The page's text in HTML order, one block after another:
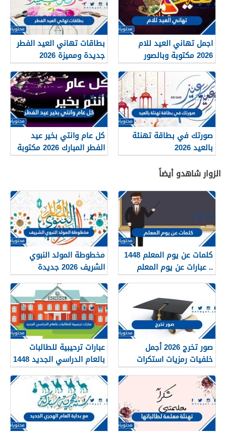
اجمل تهاني العيد للام
2026 مكتوبة وبالصور
بطاقات تهاني العيد الفطر
جديدة ومميزة 2026
صورتك في بطاقة تهنئة
بالعيد 2026
كل عام وانتي بخير عيد
الفطر المبارك 2026 مكتوبة
وبالصور
الزوار شاهدو أيضاً
كلمات عن يوم المعلم 1448
.. عبارات عن يوم المعلم
مكتوبة 1448
مخطوطة المولد النبوي
الشريف 2026 جديدة
صور تخرج 2026 أجمل
خلفيات رمزيات استكرات
مبروك التخرج 1448
عبارات ترحيبية للطالبات
بالعام الدراسي الجديد 1448
بالصور